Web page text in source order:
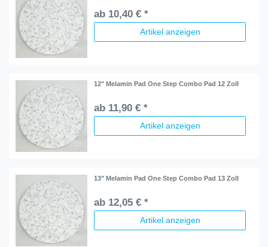
ab 10,40 € *
Artikel anzeigen
12" Melamin Pad One Step Combo Pad 12 Zoll
ab 11,90 € *
Artikel anzeigen
13" Melamin Pad One Step Combo Pad 13 Zoll
ab 12,05 € *
Artikel anzeigen